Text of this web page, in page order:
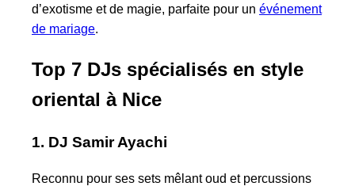
d’exotisme et de magie, parfaite pour un événement
de mariage.
Top 7 DJs spécialisés en style
oriental à Nice
1. DJ Samir Ayachi
Reconnu pour ses sets mêlant oud et percussions